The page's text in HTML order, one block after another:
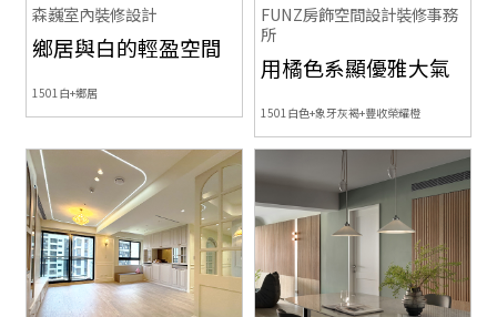
森巍室內裝修設計
鄉居與白的輕盈空間
1501白+鄉居
FUNZ房飾空間設計裝修事務
所
用橘色系顯優雅大氣
1501白色+象牙灰褐+豐收榮耀橙